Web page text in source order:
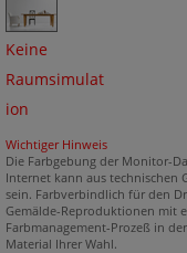
Keine
Raumsimulat
ion
Wichtiger Hinweis
Die Farbgebung der Monitor-
Internet kann aus technischen
sein. Farbverbindlich für den
Gemälde-Reproduktionen mit
Farbmanagement-Prozeß in
Material Ihrer Wahl.